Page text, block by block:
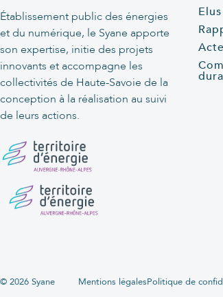
Établissement public des énergies
et du numérique, le Syane apporte
son expertise, initie des projets
innovants et accompagne les
collectivités de Haute-Savoie de la
conception à la réalisation au suivi
de leurs actions.
© 2026 Syane Mentions légalesPolitique de